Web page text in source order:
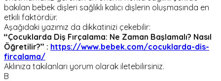
bakılan bebek dişleri sağlıklı kalıcı dişlerin oluşmasında en
etkili faktördür.
Aşağıdaki yazımız da dikkatinizi çekebilir:
‘‘Çocuklarda Diş Fırçalama: Ne Zaman Başlamalı? Nasıl
Öğretilir?’’ : https://www.bebek.com/cocuklarda-dis-
fircalama/
Aklınıza takılanları yorum olarak iletebilirsiniz.
B